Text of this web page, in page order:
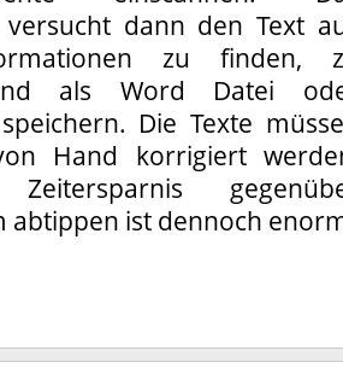
dann den Text
zu finden,
als Word Datei
Die Texte
Hand korrigiert
abtippen ist dennoch